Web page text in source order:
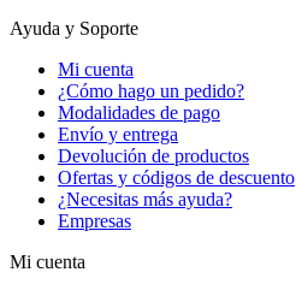
Ayuda y Soporte
Mi cuenta
¿Cómo hago un pedido?
Modalidades de pago
Envío y entrega
Devolución de productos
Ofertas y códigos de descuento
¿Necesitas más ayuda?
Empresas
Mi cuenta